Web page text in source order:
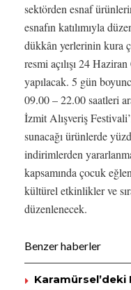
sektörden esnaf
esnafın katılımıyla
dükkân yerlerinin kura
resmi açılışı 24
yapılacak. 5 gün
09.00 – 22.00 saatleri
İzmit Alışveriş
sunacağı ürünlerde
indirimlerden
kapsamında çocuk
kültürel etkinlikler ve
düzenlenecek.
Benzer haberler
Karamürsel’deki